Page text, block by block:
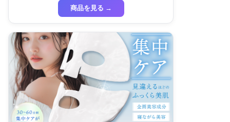
商品を見る →